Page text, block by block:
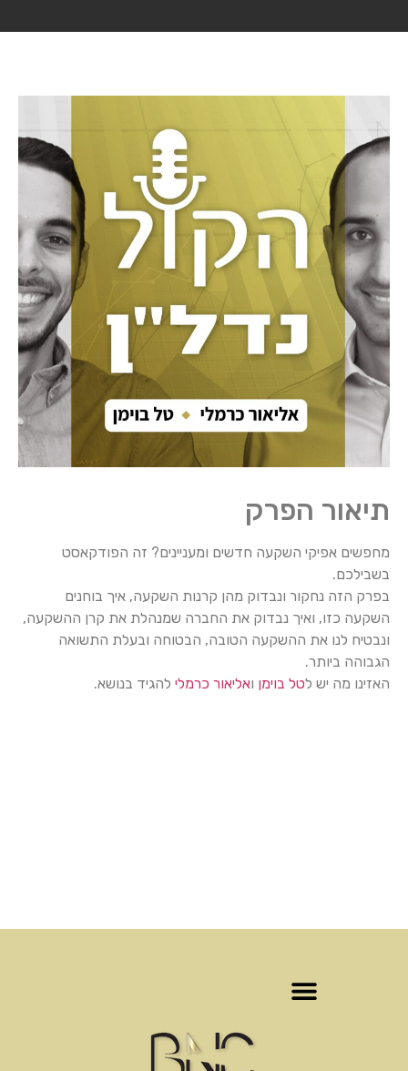
תיאור הפרק
מחפשים אפיקי השקעה חדשים ומעניינים? זה הפודקאסט
בשבילכם.
בפרק הזה נחקור ונבדוק מהן קרנות השקעה, איך בוחנים
השקעה כזו, ואיך נבדוק את החברה שמנהלת את קרן ההשקעה,
ונבטיח לנו את ההשקעה הטובה, הבטוחה ובעלת התשואה
הגבוהה ביותר.
האזינו מה יש לטל בוימן ואליאור כרמלי להגיד בנושא.